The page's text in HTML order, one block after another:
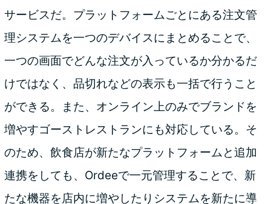
サービスだ。プラットフォームごとにある注文管
理システムを一つのデバイスにまとめることで、
一つの画面でどんな注文が入っているか分かるだ
けではなく、品切れなどの表示も一括で行うこと
ができる。また、オンライン上のみでブランドを
増やすゴーストレストランにも対応している。そ
のため、飲食店が新たなプラットフォームと追加
連携をしても、Ordeeで一元管理することで、新
たな機器を店内に増やしたりシステムを新たに導